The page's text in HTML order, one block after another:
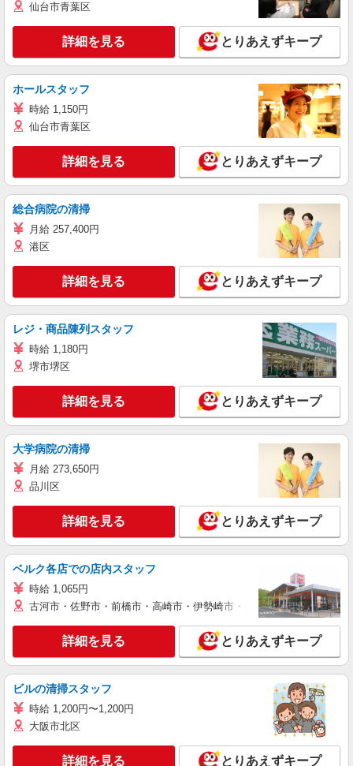
仙台市青葉区
詳細を見る とりあえずキープ
ホールスタッフ
時給 1,150円
仙台市青葉区
詳細を見る とりあえずキープ
総合病院の清掃
月給 257,400円
港区
詳細を見る とりあえずキープ
レジ・商品陳列スタッフ
時給 1,180円
堺市堺区
詳細を見る とりあえずキープ
大学病院の清掃
月給 273,650円
品川区
詳細を見る とりあえずキープ
ベルク各店での店内スタッフ
時給 1,065円
古河市・佐野市・前橋市・高崎市・伊勢崎市・太田市・館林市・藤
詳細を見る とりあえずキープ
ビルの清掃スタッフ
時給 1,200円〜1,200円
大阪市北区
詳細を見る とりあえずキープ